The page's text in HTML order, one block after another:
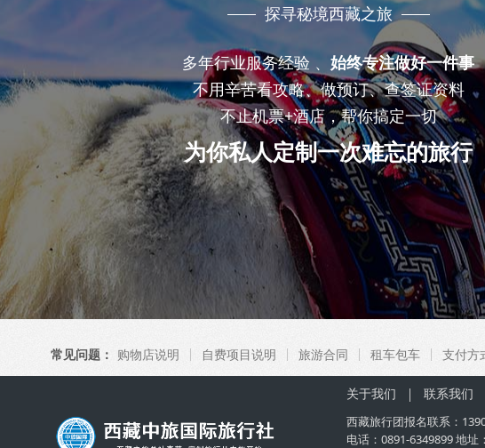
探寻秘境西藏之旅
多年行业服务经验 、 始终专注做好一件事
不用辛苦看攻略、做预订、查签证资料
不止机票+酒店，帮你搞定一切
为你私人定制一次难忘的旅行
常见问题： 购物店说明 自费项目说明 旅游合同 租车包车 支付方
关于我们 联系我们
西藏旅行团报名联系：
电话：0891-6349899 地